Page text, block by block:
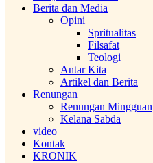
Berita dan Media
Opini
Spritualitas
Filsafat
Teologi
Antar Kita
Artikel dan Berita
Renungan
Renungan Mingguan
Kelana Sabda
video
Kontak
KRONIK